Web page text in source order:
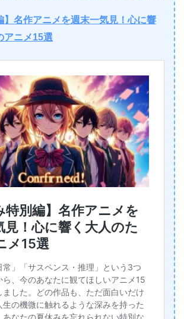
】名作アニメを週末一気見！心に響
アニメ15選